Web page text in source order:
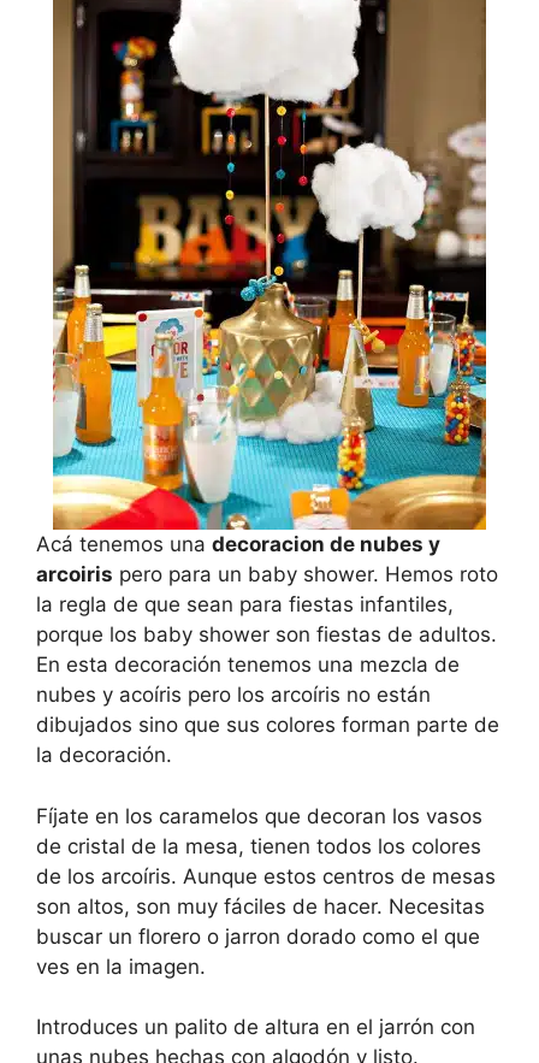
Acá tenemos una decoracion de nubes y
arcoiris pero para un baby shower. Hemos roto
la regla de que sean para fiestas infantiles,
porque los baby shower son fiestas de adultos.
En esta decoración tenemos una mezcla de
nubes y acoíris pero los arcoíris no están
dibujados sino que sus colores forman parte de
la decoración.
Fíjate en los caramelos que decoran los vasos
de cristal de la mesa, tienen todos los colores
de los arcoíris. Aunque estos centros de mesas
son altos, son muy fáciles de hacer. Necesitas
buscar un florero o jarron dorado como el que
ves en la imagen.
Introduces un palito de altura en el jarrón con
unas nubes hechas con algodón y listo.